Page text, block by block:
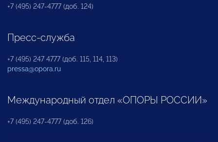
+7 (495) 247-4777 (доб. 124)
Пресс-служба
+7 (495) 247 4777 (доб. 115, 114, 113)
pressa@opora.ru
Международный отдел «ОПОРЫ РОССИИ»
+7 (495) 247-4777 (доб. 126)